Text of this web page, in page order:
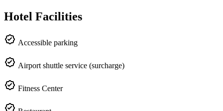
Hotel Facilities
Accessible parking
Airport shuttle service (surcharge)
Fitness Center